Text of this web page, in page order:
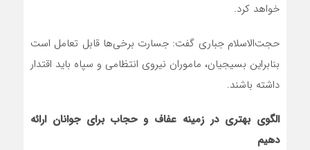
خواهد کرد.
حجت‌الاسلام جباری گفت: جسارت برخی‌ها قابل تعامل است
بنابراین بسیجیان، ماموران نیروی انتظامی و سپاه باید اقتدار
داشته باشند.
الگوی بهتری در زمینه عفاف و حجاب برای جوانان ارائه
دهیم